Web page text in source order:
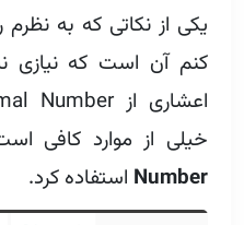
یکی از نکاتی که به
کنم آن است که نیازی
خیلی از موارد کافی
Number استفاده کرد.